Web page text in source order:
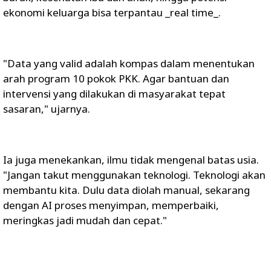
ekonomi keluarga bisa terpantau _real time_.
"Data yang valid adalah kompas dalam menentukan
arah program 10 pokok PKK. Agar bantuan dan
intervensi yang dilakukan di masyarakat tepat
sasaran," ujarnya.
Ia juga menekankan, ilmu tidak mengenal batas usia.
"Jangan takut menggunakan teknologi. Teknologi akan
membantu kita. Dulu data diolah manual, sekarang
dengan AI proses menyimpan, memperbaiki,
meringkas jadi mudah dan cepat."